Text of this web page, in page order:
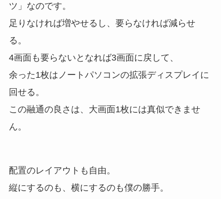
ツ」なのです。
足りなければ増やせるし、要らなければ減らせ
る。
4画面も要らないとなれば3画面に戻して、
余った1枚はノートパソコンの拡張ディスプレイに
回せる。
この融通の良さは、大画面1枚には真似できませ
ん。
配置のレイアウトも自由。
縦にするのも、横にするのも僕の勝手。